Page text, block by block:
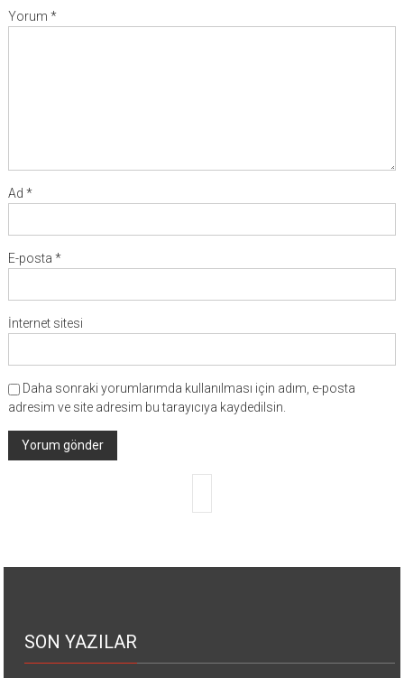
Yorum *
Ad *
E-posta *
İnternet sitesi
Daha sonraki yorumlarımda kullanılması için adım, e-posta
adresim ve site adresim bu tarayıcıya kaydedilsin.
SON YAZILAR